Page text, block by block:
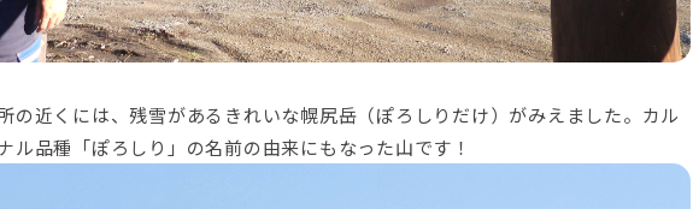
の近くには、残雪があるきれいな幌尻岳（ぽろしりだけ）がみえました。カル
ル品種「ぽろしり」の名前の由来にもなった山です！